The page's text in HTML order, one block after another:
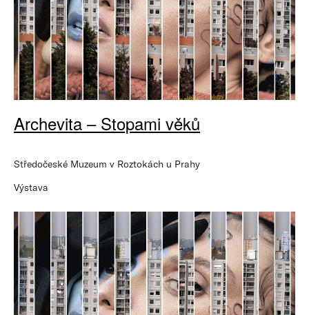
Archevita – Stopami věků
Středočeské Muzeum v Roztokách u Prahy
Výstava